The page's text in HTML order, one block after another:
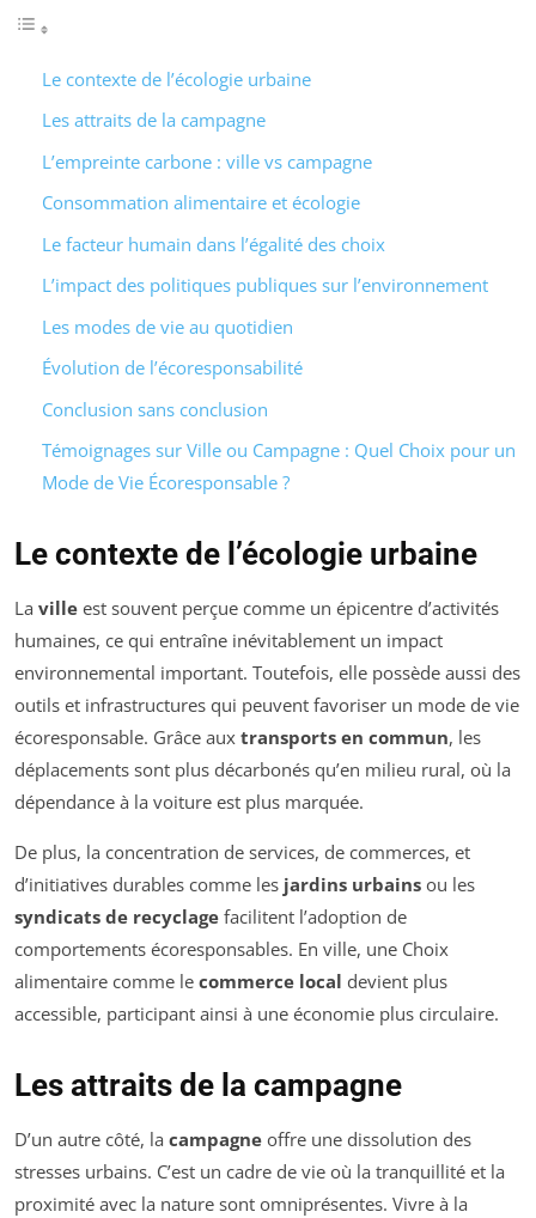
Le contexte de l’écologie urbaine
Les attraits de la campagne
L’empreinte carbone : ville vs campagne
Consommation alimentaire et écologie
Le facteur humain dans l’égalité des choix
L’impact des politiques publiques sur l’environnement
Les modes de vie au quotidien
Évolution de l’écoresponsabilité
Conclusion sans conclusion
Témoignages sur Ville ou Campagne : Quel Choix pour un
Mode de Vie Écoresponsable ?
Le contexte de l’écologie urbaine
La ville est souvent perçue comme un épicentre d’activités
humaines, ce qui entraîne inévitablement un impact
environnemental important. Toutefois, elle possède aussi des
outils et infrastructures qui peuvent favoriser un mode de vie
écoresponsable. Grâce aux transports en commun, les
déplacements sont plus décarbonés qu’en milieu rural, où la
dépendance à la voiture est plus marquée.
De plus, la concentration de services, de commerces, et
d’initiatives durables comme les jardins urbains ou les
syndicats de recyclage facilitent l’adoption de
comportements écoresponsables. En ville, une Choix
alimentaire comme le commerce local devient plus
accessible, participant ainsi à une économie plus circulaire.
Les attraits de la campagne
D’un autre côté, la campagne offre une dissolution des
stresses urbains. C’est un cadre de vie où la tranquillité et la
proximité avec la nature sont omniprésentes. Vivre à la